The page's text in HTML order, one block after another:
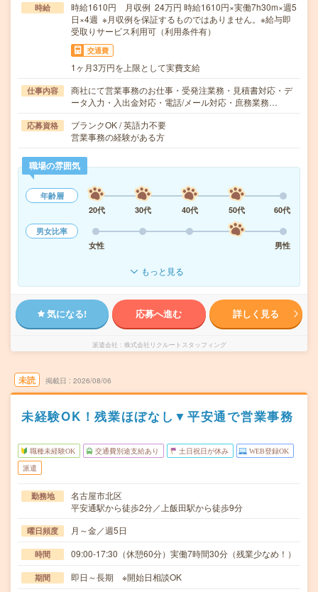
時給
時給1610円 月収例 24万円 時給1610円×実働7h30m×週5
日×4週 ※月収例を保証するものではありません。※給与即
受取りサービス利用可（利用条件有）
交通費
1ヶ月3万円を上限として実費支給
仕事内容
商社にて営業事務のお仕事・受発注業務・見積書対応・デ
ータ入力・入出金対応・電話/メール対応・庶務業務…
応募資格
ブランクOK / 英語力不要
営業事務の経験がある方
職場の雰囲気
年齢層
20代
30代 40代 50代
60代
男女比率
女性
男性
もっと見る
気になる! 応募へ進む 詳しく見る
派遣会社 株式会社リクルートスタッフィング
未読 掲載日 2026/08/06
未経験OK！残業ほぼなし▼平安通で営業事務
職種未経験OK 交通費別途支給あり 土日祝日が休み WEB登録OK
派遣
勤務地
名古屋市北区
平安通駅から徒歩2分／上飯田駅から徒歩9分
曜日頻度 月～金／週5日
時間 09:00-17:30（休憩60分）実働7時間30分（残業少なめ！）
期間 即日～長期 ※開始日相談OK